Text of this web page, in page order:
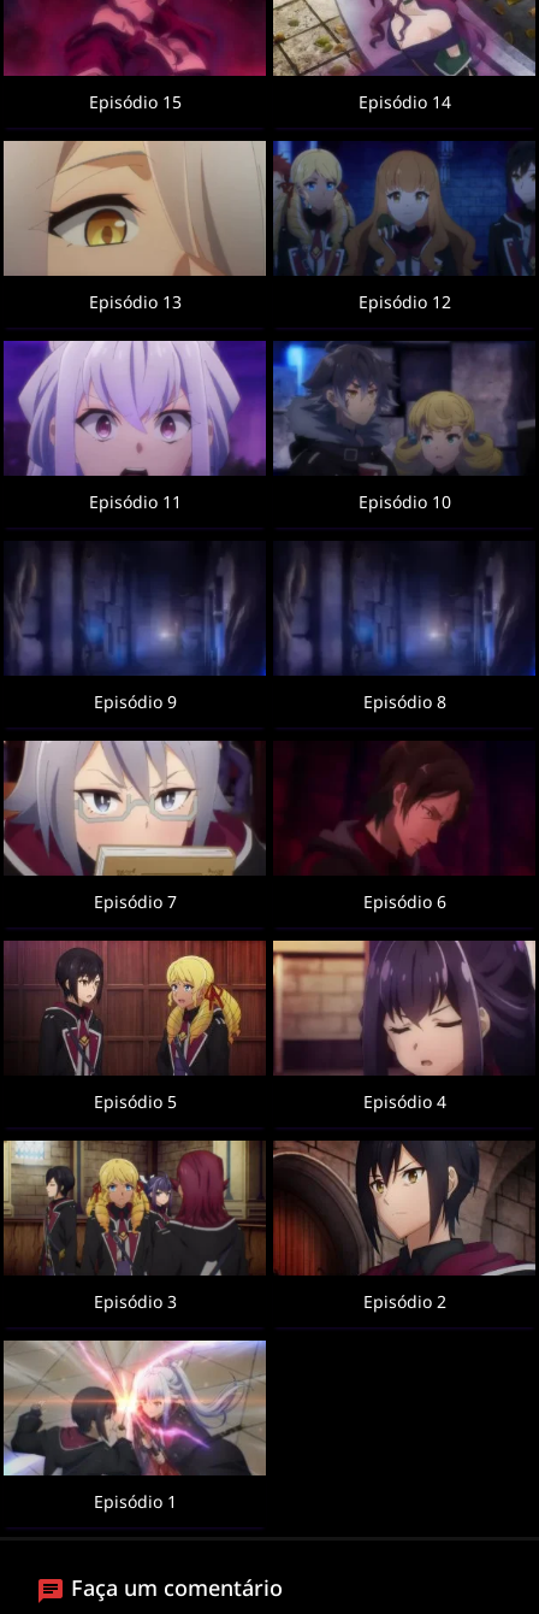
Episódio 15 Episódio 14
Episódio 13 Episódio 12
Episódio 11 Episódio 10
Episódio 9 Episódio 8
Episódio 7 Episódio 6
Episódio 5 Episódio 4
Episódio 3 Episódio 2
Episódio 1
Faça um comentário